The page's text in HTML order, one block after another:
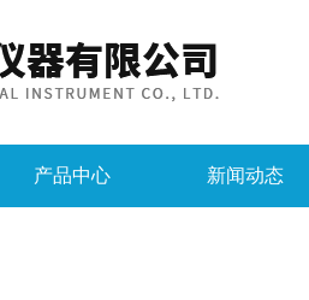
产品中心 新闻动态